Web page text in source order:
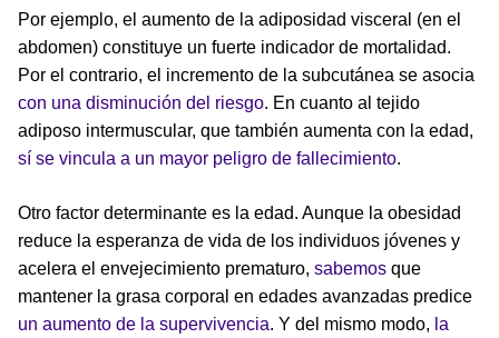
Por ejemplo, el aumento de la adiposidad visceral (en el
abdomen) constituye un fuerte indicador de mortalidad.
Por el contrario, el incremento de la subcutánea se asocia
con una disminución del riesgo. En cuanto al tejido
adiposo intermuscular, que también aumenta con la edad,
sí se vincula a un mayor peligro de fallecimiento.
Otro factor determinante es la edad. Aunque la obesidad
reduce la esperanza de vida de los individuos jóvenes y
acelera el envejecimiento prematuro, sabemos que
mantener la grasa corporal en edades avanzadas predice
un aumento de la supervivencia. Y del mismo modo, la